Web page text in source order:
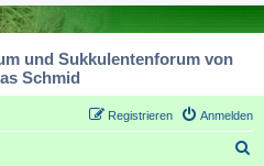
und Sukkulentenforum von
Schmid
Anmelden
Registrieren